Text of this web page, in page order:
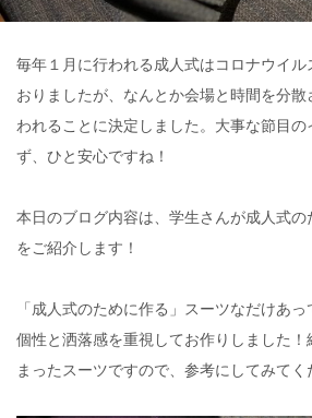
毎年１月に行われる成人式はコロナウイル
おりましたが、なんとか会場と時間を分
われることに決定しました。大事な節目の
ず、ひと安心ですね！
本日のブログ内容は、学生さんが成人式
をご紹介します！
「成人式のために作る」スーツなだけあ
個性と洒落感を重視してお作りしました
まったスーツですので、参考にしてみてく